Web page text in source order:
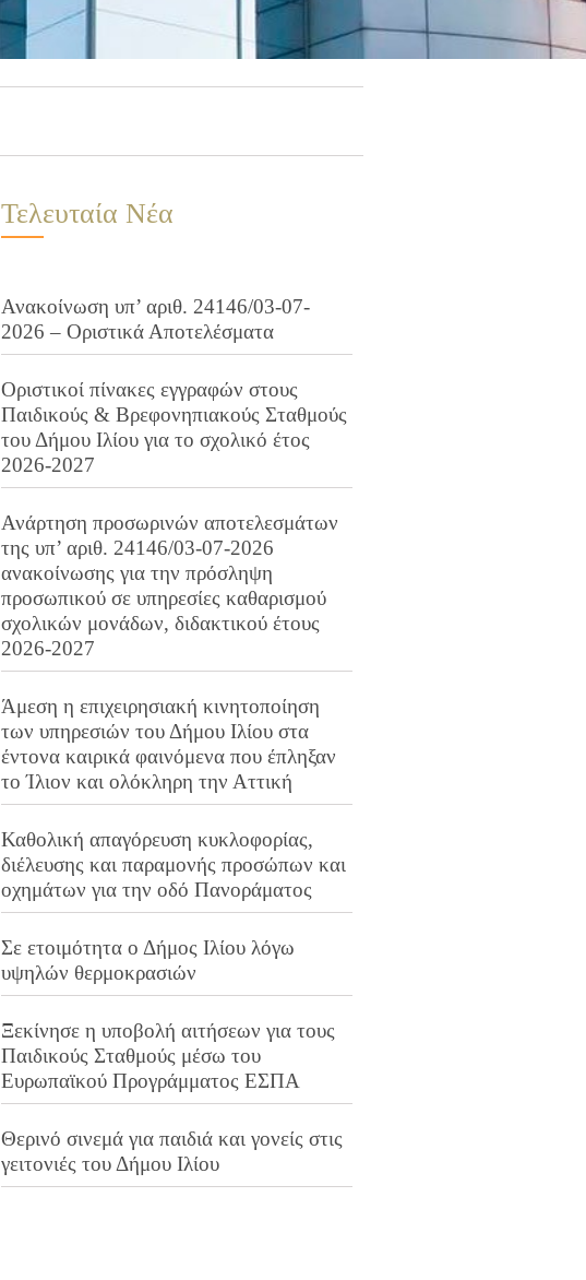
Τελευταία Νέα
Ανακοίνωση υπ’ αριθ. 24146/03-07-
2026 – Οριστικά Αποτελέσματα
Οριστικοί πίνακες εγγραφών στους
Παιδικούς & Βρεφονηπιακούς Σταθμούς
του Δήμου Ιλίου για το σχολικό έτος
2026-2027
Ανάρτηση προσωρινών αποτελεσμάτων
της υπ’ αριθ. 24146/03-07-2026
ανακοίνωσης για την πρόσληψη
προσωπικού σε υπηρεσίες καθαρισμού
σχολικών μονάδων, διδακτικού έτους
2026-2027
Άμεση η επιχειρησιακή κινητοποίηση
των υπηρεσιών του Δήμου Ιλίου στα
έντονα καιρικά φαινόμενα που έπληξαν
το Ίλιον και ολόκληρη την Αττική
Καθολική απαγόρευση κυκλοφορίας,
διέλευσης και παραμονής προσώπων και
οχημάτων για την οδό Πανοράματος
Σε ετοιμότητα ο Δήμος Ιλίου λόγω
υψηλών θερμοκρασιών
Ξεκίνησε η υποβολή αιτήσεων για τους
Παιδικούς Σταθμούς μέσω του
Ευρωπαϊκού Προγράμματος ΕΣΠΑ
Θερινό σινεμά για παιδιά και γονείς στις
γειτονιές του Δήμου Ιλίου